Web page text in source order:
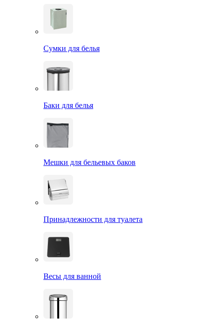
Сумки для белья
Баки для белья
Мешки для бельевых баков
Принадлежности для туалета
Весы для ванной